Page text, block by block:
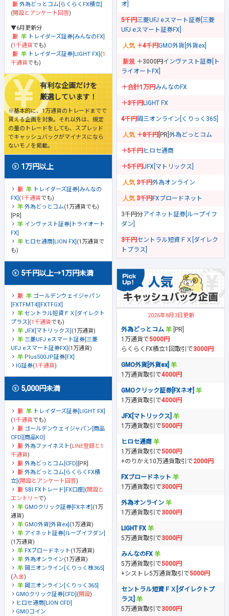
外為どっとコム[らくらくFX積立]
(開設とアンケート回答)
▼6月更新分
トレイダーズ証券[みんなのFX]
(1千通貨でも)
トレイダーズ証券[LIGHT FX] (1
千通貨でも)
有利な企画だけを
厳選しています！
※基本的に、1万通貨のトレードまでで
貰える企画を対象。それ以外は、規定
の量のトレードをしても、スプレッド
でキャッシュバックがマイナスになら
ないモノを掲載。
1万円以上
トレイダーズ証券[みんなの
FX] (1千通貨でも)
外為どっとコム(1万通貨でも)
[PR]
インヴァスト証券[トライオート
FX]
ヒロセ通商[LION FX] (1万通貨で
も)
5千円以上→1万円未満
ゴールデンウェイジャパン
[FXTFMT4][FXTFGX]
セントラル短資ＦＸ[ダイレクト
プラス] (1千通貨でも)
JFX[マトリックス] (1万通貨)
三菱UFJ eスマート証券[三菱
UFJ eスマート証券FX] (1万通貨)
Plus500JP証券[FX]
IG証券(1千通貨)
5,000円未満
トレイダーズ証券[LIGHT FX]
(1千通貨でも)
ゴールデンウェイジャパン[商品
CFD][商品KO]
外為ファイネスト(LINE登録と1
千通貨)
外為どっとコム[CFD] [PR]
外為どっとコム[らくらくFX積
立] (開設とアンケート回答)
SBI FXトレード[FX口座] (開設と
エントリーで)
GMOクリック証券[FXネオ] (1万
通貨)
GMO外貨[外貨ex] (1万通貨)
アイネット証券[ループイフダン]
(1万通貨)
FXブロードネット(1万通貨)
外為オンライン(1万通貨)
岡三オンライン[くりっく株365]
(入金)
岡三オンライン[くりっく365]
GMOクリック証券[CFD] (開設)
ヒロセ通商[LION CFD]
GMOコイン
オ]
5千円三菱UFJ eスマート証券[三菱
UFJ eスマート証券FX]
＋4千円GMO外貨[外貨ex]
＋3000円 インヴァスト証券[ト
ライオートFX]
＋合計1万円みんなのFX
＋3千円LIGHT FX
4千円岡三オンライン[くりっく365]
＋8千円 [PR] 外為どっとコム
＋5千円ヒロセ通商
＋5千円JFX[マトリックス]
3千円外為オンライン
3千円FXブロードネット
3千円分アイネット証券[ループイフ
ダン]
3千円セントラル短資ＦＸ[ダイレク
トプラス]
2026年8月3日更新
外為どっとコム
[PR]
1万通貨で5000円
らくらくFX積立1回取引で3000円
GMO外貨[外貨ex]
1万通貨取引で4000円
GMOクリック証券[FXネオ]
1万通貨取引で4000円
JFX[マトリックス]
1万通貨取引で5000円
ヒロセ通商
1万通貨取引で5000円
+のりかえ10万通貨取引で2000円
FXブロードネット
1万通貨取引で3000円
外為オンライン
1万通貨取引で3000円
LIGHT FX
5万通貨取引で3000円
みんなのFX
5万通貨取引で5000円
+シストレ5万通貨取引で5000円
セントラル短資ＦＸ[ダイレクトプ
ラス]
5万通貨取引で3000円